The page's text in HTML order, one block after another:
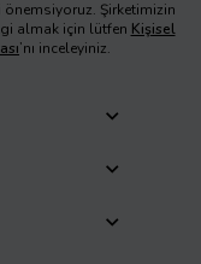
Şirketimizin
almak için lütfen Kişisel
’nı inceleyiniz.